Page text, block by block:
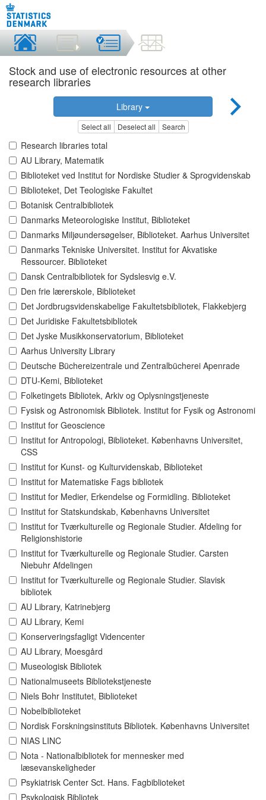
Stock and use of electronic resources at other
research libraries
Library
Select all Deselect all Search
Research libraries total
AU Library, Matematik
Biblioteket ved Institut for Nordiske Studier & Sprogvidenskab
Biblioteket, Det Teologiske Fakultet
Botanisk Centralbibliotek
Danmarks Meteorologiske Institut, Biblioteket
Danmarks Miljøundersøgelser, Biblioteket. Aarhus Universitet
Danmarks Tekniske Universitet. Institut for Akvatiske
Ressourcer. Biblioteket
Dansk Centralbibliotek for Sydslesvig e.V.
Den frie lærerskole, Biblioteket
Det Jordbrugsvidenskabelige Fakultetsbibliotek, Flakkebjerg
Det Juridiske Fakultetsbibliotek
Det Jyske Musikkonservatorium, Biblioteket
Aarhus University Library
Deutsche Büchereizentrale und Zentralbücherei Apenrade
DTU-Kemi, Biblioteket
Folketingets Bibliotek, Arkiv og Oplysningstjeneste
Fysisk og Astronomisk Bibliotek. Institut for Fysik og Astronomi
Institut for Geoscience
Institut for Antropologi, Biblioteket. Københavns Universitet,
CSS
Institut for Kunst- og Kulturvidenskab, Biblioteket
Institut for Matematiske Fags bibliotek
Institut for Medier, Erkendelse og Formidling. Biblioteket
Institut for Statskundskab, Københavns Universitet
Institut for Tværkulturelle og Regionale Studier. Afdeling for
Religionshistorie
Institut for Tværkulturelle og Regionale Studier. Carsten
Niebuhr Afdelingen
Institut for Tværkulturelle og Regionale Studier. Slavisk
bibliotek
AU Library, Katrinebjerg
AU Library, Kemi
Konserveringsfagligt Videncenter
AU Library, Moesgård
Museologisk Bibliotek
Nationalmuseets Bibliotekstjeneste
Niels Bohr Institutet, Biblioteket
Nobelbiblioteket
Nordisk Forskningsinstituts Bibliotek. Københavns Universitet
NIAS LINC
Nota - Nationalbibliotek for mennesker med
læsevanskeligheder
Psykiatrisk Center Sct. Hans. Fagbiblioteket
Psykologisk Bibliotek